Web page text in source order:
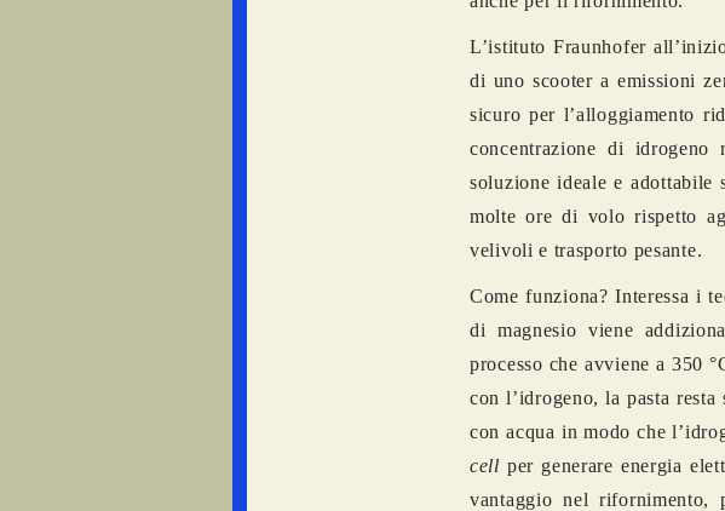
L’istituto Fraunhofer
di uno scooter a emissioni
sicuro per l’alloggiamento
concentrazione di
soluzione ideale e
molte ore di volo rispetto
velivoli e trasporto pesante.
Come funziona? Interessa i
di magnesio viene
processo che avviene a 350
con l’idrogeno, la pasta
con acqua in modo che
cell per generare energia
vantaggio nel rifornimento,